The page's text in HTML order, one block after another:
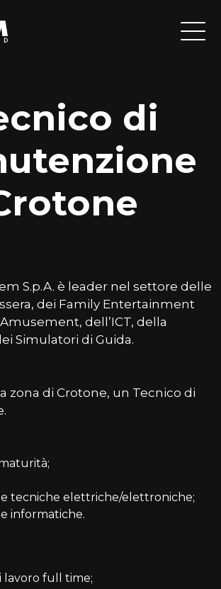
di
S.p.A. è leader nel settore delle
dei Family Entertainment
dell’ICT, della
Simulatori di Guida.
zona di Crotone, un Tecnico di
tecniche elettriche/elettroniche;
informatiche.
full time;